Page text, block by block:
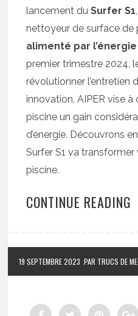
lancement duSurfer S1
nettoyeur de surface de
alimenté par
premier trimestre 2024,
révolutionner l’entretien
innovation, AIPER vise
piscine un gain
d’énergie. Découvrons
Surfer S1 va
piscine.
CONTINUE READING
19 SEPTEMBRE 2023 PAR TRUCS DE